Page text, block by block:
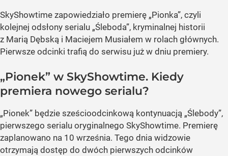
SkyShowtime zapowiedziało premierę „Pionka”, czyli
kolejnej odsłony serialu „Śleboda”, kryminalnej historii
z Marią Dębską i Maciejem Musiałem w rolach głównych.
Pierwsze odcinki trafią do serwisu już w dniu premiery.
„Pionek” w SkyShowtime. Kiedy
premiera nowego serialu?
„Pionek” będzie sześcioodcinkową kontynuacją „Ślebody”,
pierwszego serialu oryginalnego SkyShowtime. Premierę
zaplanowano na 10 września. Tego dnia widzowie
otrzymają dostęp do dwóch pierwszych odcinków